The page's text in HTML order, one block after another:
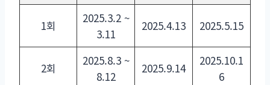
1회
2025.3.2 ~
3.11
2025.4.13 2025.5.15
2회
2025.8.3 ~
8.12
2025.9.14
2025.10.1
6